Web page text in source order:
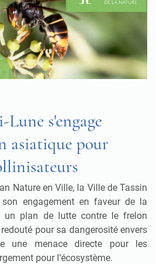
s'engage
asiatique pour
Nature en Ville, la Ville de Tassin
engagement en faveur de la
un plan de lutte contre le frelon
pour sa dangerosité envers
une menace directe pour les
pour l’écosystème.